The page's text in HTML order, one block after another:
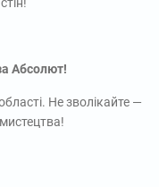
Абсолют!
Не зволікайте —